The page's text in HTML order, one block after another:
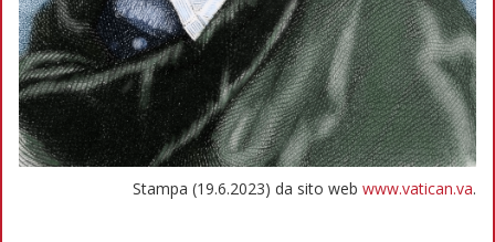
Stampa (19.6.2023) da sito web www.vatican.va.